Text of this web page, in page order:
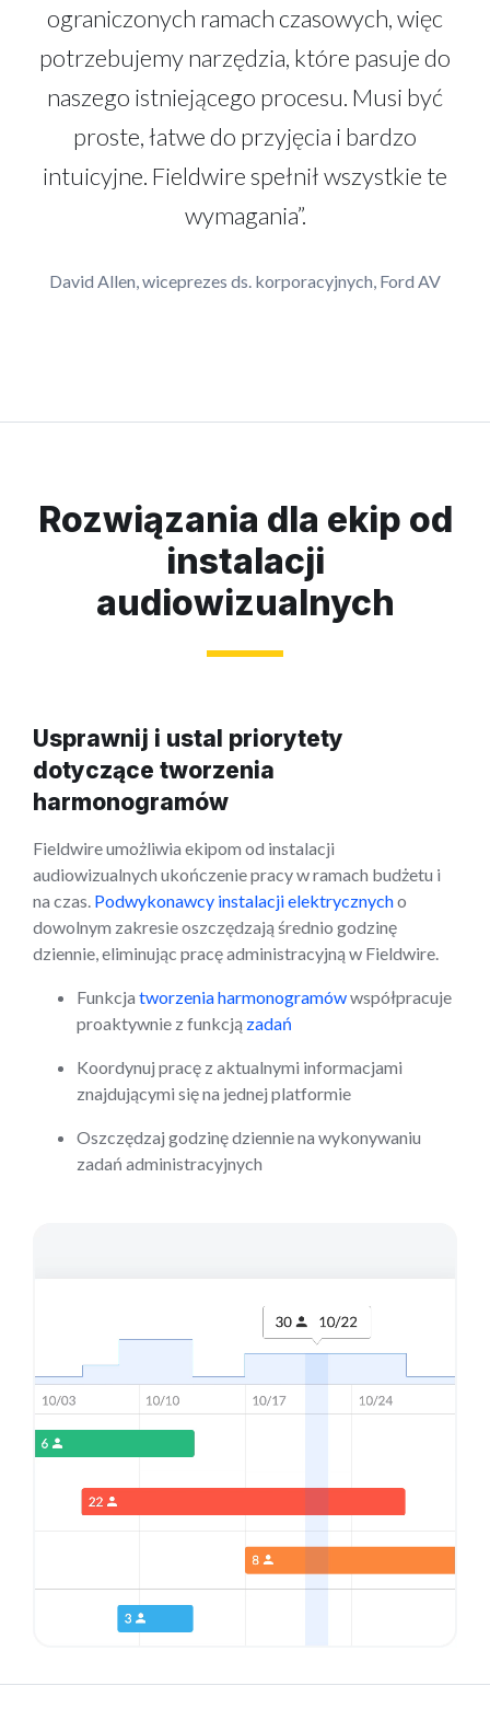
ograniczonych ramach czasowych, więc
potrzebujemy narzędzia, które pasuje do
naszego istniejącego procesu. Musi być
proste, łatwe do przyjęcia i bardzo
intuicyjne. Fieldwire spełnił wszystkie te
wymagania”.
David Allen, wiceprezes ds. korporacyjnych, Ford AV
Rozwiązania dla ekip od
instalacji
audiowizualnych
Usprawnij i ustal priorytety
dotyczące tworzenia
harmonogramów
Fieldwire umożliwia ekipom od instalacji
audiowizualnych ukończenie pracy w ramach budżetu i
na czas. Podwykonawcy instalacji elektrycznycho
dowolnym zakresie oszczędzają średnio godzinę
dziennie, eliminując pracę administracyjną w Fieldwire.
Funkcja tworzenia harmonogramówwspółpracuje
proaktywnie z funkcją zadań
Koordynuj pracę z aktualnymi informacjami
znajdującymi się na jednej platformie
Oszczędzaj godzinę dziennie na wykonywaniu
zadań administracyjnych